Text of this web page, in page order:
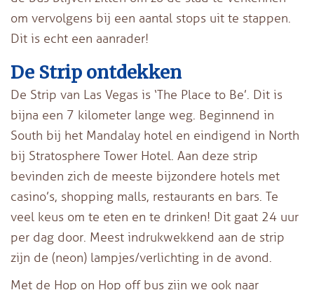
om vervolgens bij een aantal stops uit te stappen.
Dit is echt een aanrader!
De Strip ontdekken
De Strip van Las Vegas is ‘The Place to Be’. Dit is
bijna een 7 kilometer lange weg. Beginnend in
South bij het Mandalay hotel en eindigend in North
bij Stratosphere Tower Hotel. Aan deze strip
bevinden zich de meeste bijzondere hotels met
casino’s, shopping malls, restaurants en bars. Te
veel keus om te eten en te drinken! Dit gaat 24 uur
per dag door. Meest indrukwekkend aan de strip
zijn de (neon) lampjes/verlichting in de avond.
Met de Hop on Hop off bus zijn we ook naar